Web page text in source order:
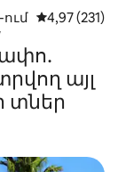
Միջին
4,97 (231)
այլ
տներ